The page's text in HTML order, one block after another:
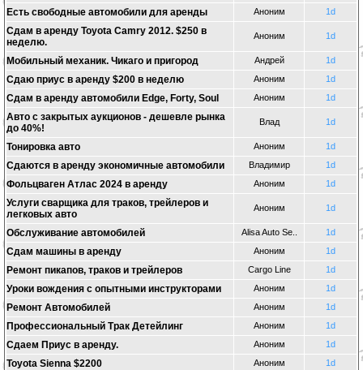
Есть свободные автомобили для аренды Аноним 1d
Сдам в аренду Toyota Camry 2012. $250 в
неделю.
Аноним 1d
Мобильный механик. Чикаго и пригород Андрей 1d
Сдаю приус в аренду $200 в неделю Аноним 1d
Сдам в аренду автомобили Edge, Forty, Soul Аноним 1d
Авто с закрытых аукционов - дешевле рынка
до 40%!
Влад 1d
Тонировка авто Аноним 1d
Сдаются в аренду экономичные автомобили Владимир 1d
Фольцваген Атлас 2024 в аренду Аноним 1d
Услуги сварщика для траков, трейлеров и
легковых авто
Аноним 1d
Oбслуживаниe автомобилей Alisa Auto Se.. 1d
Сдам машины в аренду Аноним 1d
Ремонт пикапов, траков и трейлеров Cargo Line 1d
Уроки вождения с опытными инструкторами Аноним 1d
Ремонт Автомобилей Аноним 1d
Профессиональный Трак Детейлинг Аноним 1d
Сдаем Приус в аренду. Аноним 1d
Toyota Sienna $2200 Аноним 1d